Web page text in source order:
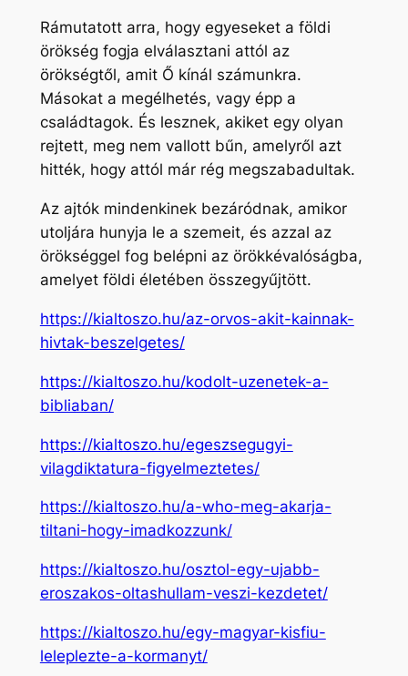
EMBED
Rámutatott arra, hogy egyeseket a földi
örökség fogja elválasztani attól az
örökségtől, amit Ő kínál számunkra.
Másokat a megélhetés, vagy épp a
családtagok. És lesznek, akiket egy olyan
rejtett, meg nem vallott bűn, amelyről azt
hitték, hogy attól már rég megszabadultak.
Az ajtók mindenkinek bezáródnak, amikor
utoljára hunyja le a szemeit, és azzal az
örökséggel fog belépni az örökkévalóságba,
amelyet földi életében összegyűjtött.
https://kialtoszo.hu/az-orvos-akit-kainnak-
hivtak-beszelgetes/
https://kialtoszo.hu/kodolt-uzenetek-a-
bibliaban/
https://kialtoszo.hu/egeszsegugyi-
vilagdiktatura-figyelmeztetes/
https://kialtoszo.hu/a-who-meg-akarja-
tiltani-hogy-imadkozzunk/
https://kialtoszo.hu/osztol-egy-ujabb-
eroszakos-oltashullam-veszi-kezdetet/
https://kialtoszo.hu/egy-magyar-kisfiu-
leleplezte-a-kormanyt/